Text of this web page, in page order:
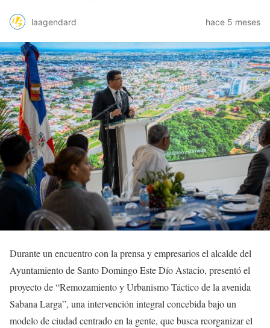
laagendard hace 5 meses
Durante un encuentro con la prensa y empresarios el alcalde del
Ayuntamiento de Santo Domingo Este Dío Astacio, presentó el
proyecto de “Remozamiento y Urbanismo Táctico de la avenida
Sabana Larga”, una intervención integral concebida bajo un
modelo de ciudad centrado en la gente, que busca reorganizar el